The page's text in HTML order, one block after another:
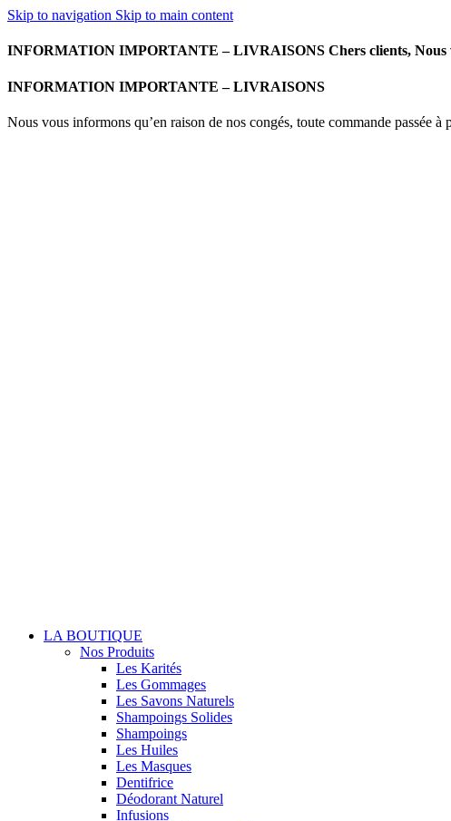
Skip to navigation Skip to main content
INFORMATION IMPORTANTE – LIVRAISONS Chers clients, Nous
INFORMATION IMPORTANTE – LIVRAISONS
Nous vous informons qu’en raison de nos congés, toute commande passée
LA BOUTIQUE
Nos Produits
Les Karités
Les Gommages
Les Savons Naturels
Shampoings Solides
Shampoings
Les Huiles
Les Masques
Dentifrice
Déodorant Naturel
Infusions